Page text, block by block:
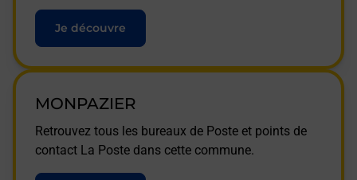
Je découvre
MONPAZIER
Retrouvez tous les bureaux de Poste et points de
contact La Poste dans cette commune.